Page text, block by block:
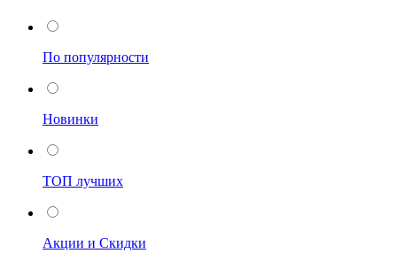
По популярности
Новинки
ТОП лучших
Акции и Скидки